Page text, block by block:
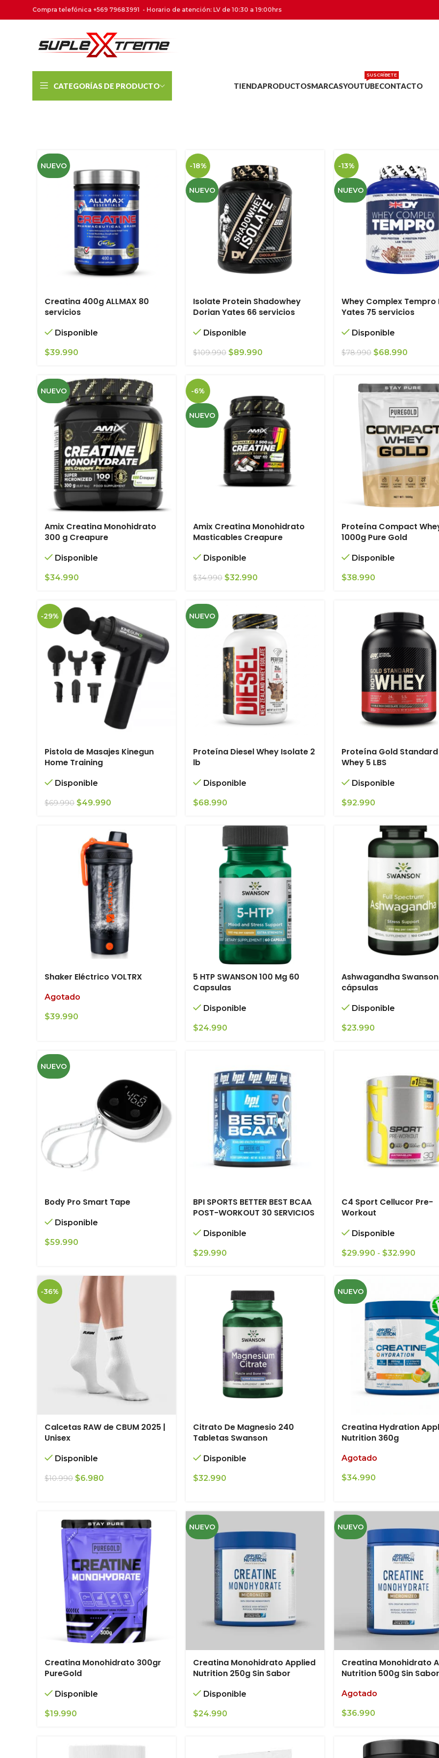
Compra telefónica +569 79683991 - Horario de atención: LV de 10:30 a 19:00hrs
CATEGORÍAS DE PRODUCTO TIENDAPRODUCTOSMARCASYOUTUBE
SUSCRÍBETE
CONTACTO
NUEVO
Creatina 400g ALLMAX 80
servicios
Disponible
$39.990
-18%
NUEVO
Isolate Protein Shadowhey
Dorian Yates 66 servicios
Disponible
$109.990 El
$109.990.
$89.990
$89.990.
-13%
NUEVO
Whey Complex Tempro
Yates 75 servicios
Disponible
$78.990 El
era:
$78.990.
$68.990
es:
NUEVO
Amix Creatina Monohidrato
300 g Creapure
Disponible
$34.990
-6%
NUEVO
Amix Creatina Monohidrato
Masticables Creapure
Disponible
$34.990 El
$34.990.
$32.990
$32.990.
Proteína Compact
1000g Pure Gold
Disponible
$38.990
-29%
Pistola de Masajes Kinegun
Home Training
Disponible
$69.990 El
$69.990.
$49.990
es:
$49.990.
NUEVO
Proteína Diesel Whey Isolate 2
lb
Disponible
$68.990
Proteína Gold Standard
Whey 5 LBS
Disponible
$92.990
Shaker Eléctrico VOLTRX
Agotado
$39.990
5 HTP SWANSON 100 Mg 60
Capsulas
Disponible
$24.990
Ashwagandha Swanson
cápsulas
Disponible
$23.990
NUEVO
Body Pro Smart Tape
Disponible
$59.990
BPI SPORTS BETTER BEST BCAA
POST-WORKOUT 30 SERVICIOS
Disponible
$29.990
C4 Sport Cellucor Pre-
Workout
Disponible
$29.990 - $32.990
hasta
-36%
Calcetas RAW de CBUM 2025 |
Unisex
Disponible
$10.990 El
$10.990.
$6.980
$6.980.
Citrato De Magnesio 240
Tabletas Swanson
Disponible
$32.990
NUEVO
Creatina Hydration
Nutrition 360g
Agotado
$34.990
Creatina Monohidrato 300gr
PureGold
Disponible
$19.990
NUEVO
Creatina Monohidrato Applied
Nutrition 250g Sin Sabor
Disponible
$24.990
NUEVO
Creatina Monohidrato
Nutrition 500g Sin Sabor
Agotado
$36.990